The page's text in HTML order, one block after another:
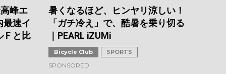
峰エ
最速イ
Ｆと比
暑くなるほど、ヒンヤリ涼しい！
「ガチ冷え」で、酷暑を乗り切る
｜PEARL iZUMi
Bicycle Club SPORTS
SPONSORED